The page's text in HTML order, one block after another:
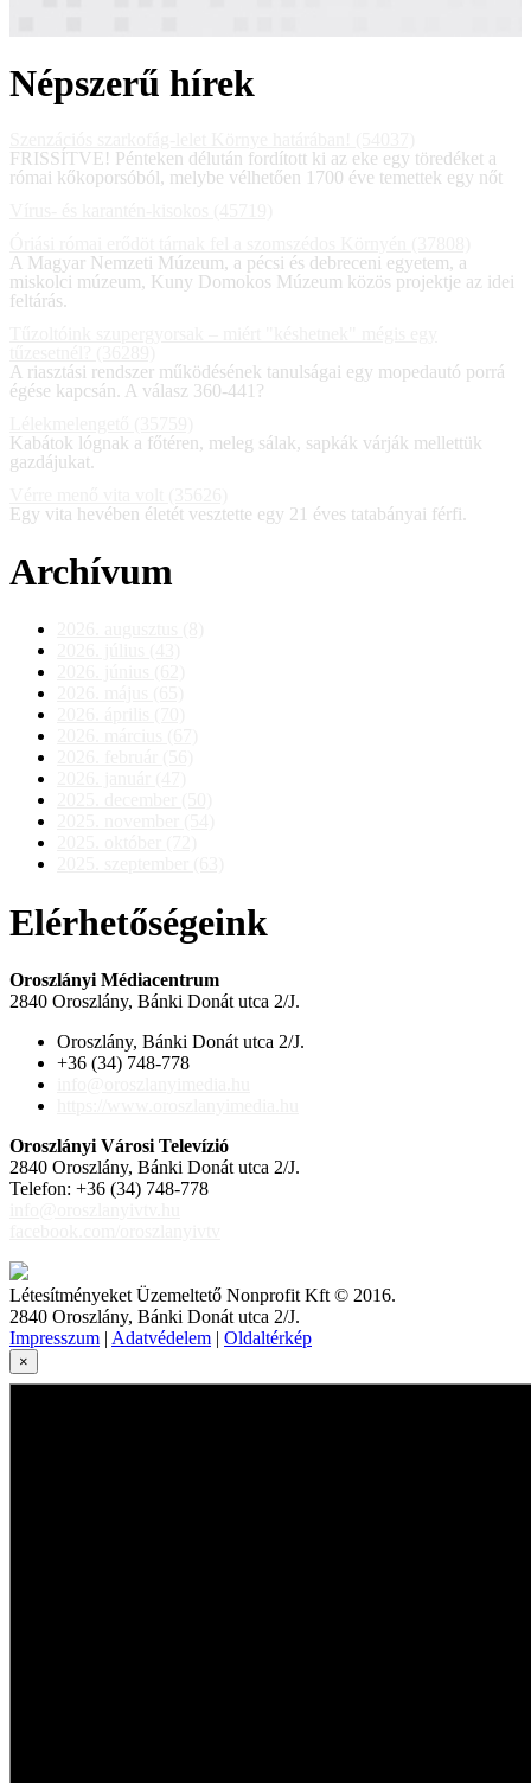
Népszerű hírek
FRISSÍTVE! Pénteken délután fordított ki az eke egy töredéket a
római kőkoporsóból, melybe vélhetően 1700 éve temettek egy nőt
A Magyar Nemzeti Múzeum, a pécsi és debreceni egyetem, a
miskolci múzeum, Kuny Domokos Múzeum közös projektje az idei
feltárás.
A riasztási rendszer működésének tanulságai egy mopedautó porrá
égése kapcsán. A válasz 360-441?
Kabátok lógnak a főtéren, meleg sálak, sapkák várják mellettük
gazdájukat.
Egy vita hevében életét vesztette egy 21 éves tatabányai férfi.
Archívum
Elérhetőségeink
Oroszlányi Médiacentrum
2840 Oroszlány, Bánki Donát utca 2/J.
Oroszlány, Bánki Donát utca 2/J.
+36 (34) 748-778
Oroszlányi Városi Televízió
2840 Oroszlány, Bánki Donát utca 2/J.
Telefon: +36 (34) 748-778
Létesítményeket Üzemeltető Nonprofit Kft © 2016.
2840 Oroszlány, Bánki Donát utca 2/J.
Impresszum | Adatvédelem | Oldaltérkép
×